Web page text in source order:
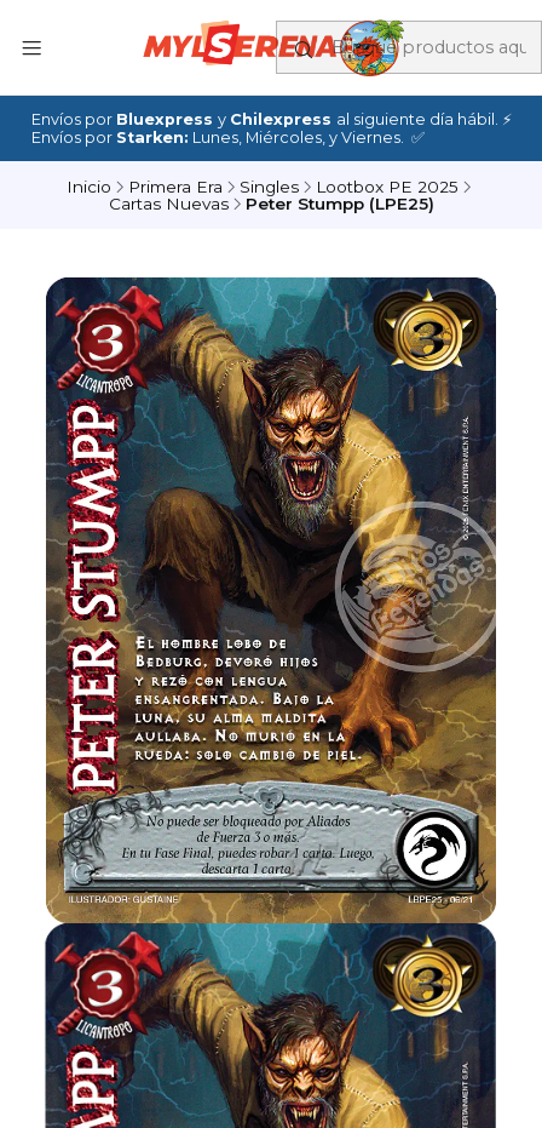
Envíos por Bluexpress y Chilexpress al siguiente día hábil. ⚡
Envíos por Starken: Lunes, Miércoles, y Viernes. ✅
Inicio Primera Era Singles
Lootbox PE 2025
Cartas Nuevas
Peter Stumpp (LPE25)